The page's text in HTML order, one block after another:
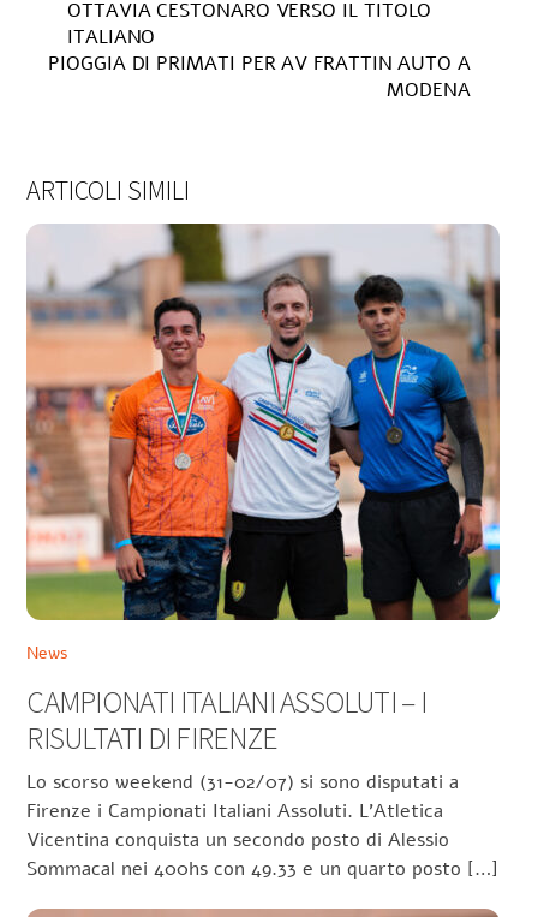
OTTAVIA CESTONARO VERSO IL TITOLO
ITALIANO
PIOGGIA DI PRIMATI PER AV FRATTIN AUTO A
MODENA
ARTICOLI SIMILI
News
CAMPIONATI ITALIANI ASSOLUTI – I
RISULTATI DI FIRENZE
Lo scorso weekend (31-02/07) si sono disputati a
Firenze i Campionati Italiani Assoluti. L’Atletica
Vicentina conquista un secondo posto di Alessio
Sommacal nei 400hs con 49.33 e un quarto posto […]